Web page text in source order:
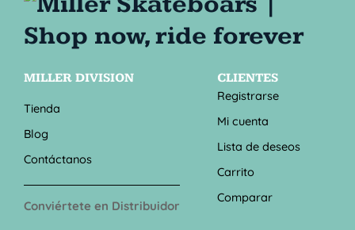
MILLER DIVISION
Tienda
Blog
Contáctanos
Conviértete en Distribuidor
CLIENTES
Registrarse
Mi cuenta
Lista de deseos
Carrito
Comparar